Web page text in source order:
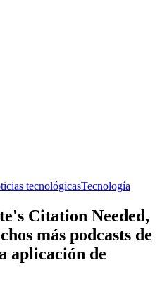
tecnológicasTecnología
Citation Needed,
más podcasts de
aplicación de